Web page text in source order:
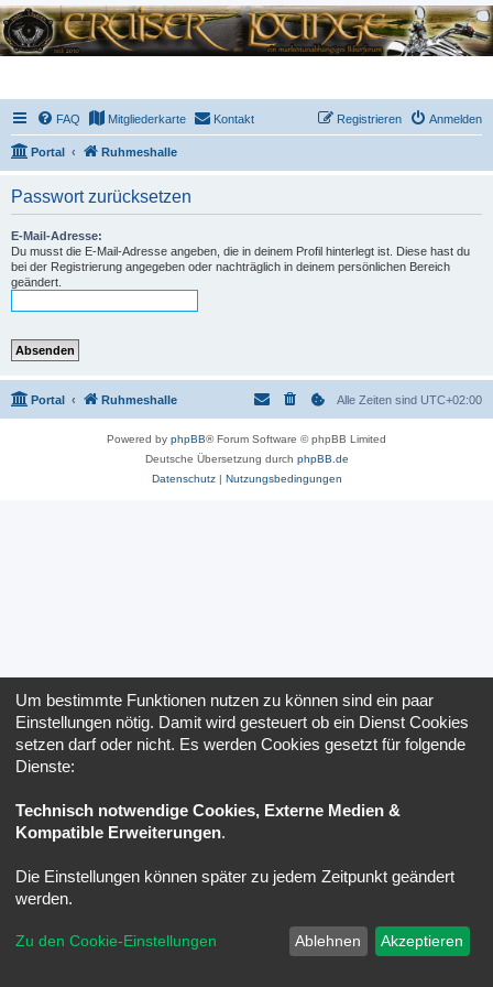
FAQ Mitgliederkarte Kontakt Anmelden
Registrieren
Portal Ruhmeshalle
Passwort zurücksetzen
E-Mail-Adresse:
Du musst die E-Mail-Adresse angeben, die in deinem Profil hinterlegt ist. Diese hast du
bei der Registrierung angegeben oder nachträglich in deinem persönlichen Bereich
geändert.
Portal Ruhmeshalle Alle Zeiten sind UTC+02:00
Powered by phpBB® Forum Software © phpBB Limited
Deutsche Übersetzung durch phpBB.de
Datenschutz| Nutzungsbedingungen
Um bestimmte Funktionen nutzen zu können sind ein paar
Einstellungen nötig. Damit wird gesteuert ob ein Dienst Cookies
setzen darf oder nicht. Es werden Cookies gesetzt für folgende
Dienste:
Technisch notwendige Cookies, Externe Medien &
Kompatible Erweiterungen.
Die Einstellungen können später zu jedem Zeitpunkt geändert
werden.
Zu den Cookie-Einstellungen Ablehnen Akzeptieren